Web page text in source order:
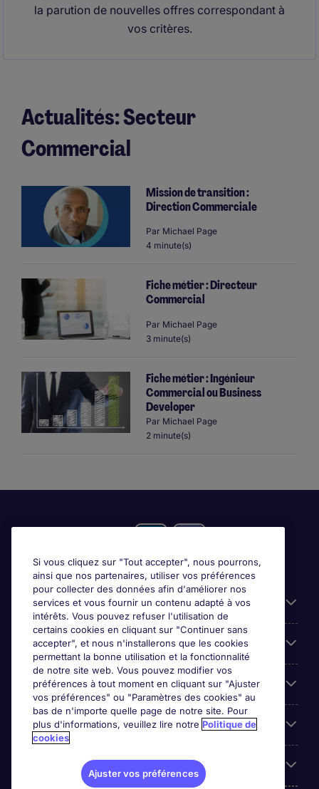
la parution de nouvelles offres correspondant à
vos critères.
Actualités: Secteur
Commercial
Mission de transition :
Direction Commerciale
Par Michael Page
4 minute(s)
Fiche métier : Directeur
Commercial
Par Michael Page
3 minute(s)
Fiche métier : Ingénieur
Commercial ou Business
Developer
Par Michael Page
2 minute(s)
Candidats
Entreprises
Contact
Les avis Google
Nos offres d'emploi
Si vous cliquez sur "Tout accepter", nous pourrons,
ainsi que nos partenaires, utiliser vos préférences
pour collecter des données afin d'améliorer nos
services et vous fournir un contenu adapté à vos
intérêts. Vous pouvez refuser l'utilisation de
certains cookies en cliquant sur "Continuer sans
accepter", et nous n'installerons que les cookies
permettant la bonne utilisation et la fonctionnalité
de notre site web. Vous pouvez modifier vos
préférences à tout moment en cliquant sur "Ajuster
vos préférences" ou "Paramètres des cookies" au
bas de n'importe quelle page de notre site. Pour
plus d'informations, veuillez lire notre Politique de
cookies
Ajuster vos préférences